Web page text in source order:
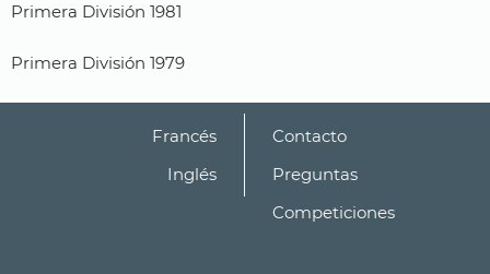
Primera División 1981
Primera División 1979
Francés
Inglés
Contacto
Preguntas
Competiciones